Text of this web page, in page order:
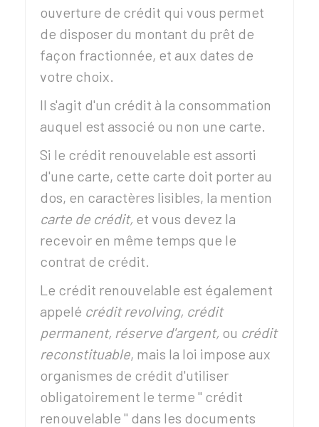
ouverture de crédit qui vous permet
de disposer du montant du prêt de
façon fractionnée, et aux dates de
votre choix.
Il s'agit d'un crédit à la consommation
auquel est associé ou non une carte.
Si le crédit renouvelable est assorti
d'une carte, cette carte doit porter au
dos, en caractères lisibles, la mention
carte de crédit, et vous devez la
recevoir en même temps que le
contrat de crédit.
Le crédit renouvelable est également
appelé crédit revolving, crédit
permanent, réserve d'argent, ou crédit
reconstituable, mais la loi impose aux
organismes de crédit d'utiliser
obligatoirement le terme " crédit
renouvelable " dans les documents